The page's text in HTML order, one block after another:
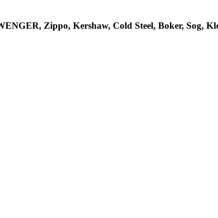
Zippo, Kershaw, Cold Steel, Boker, Sog,